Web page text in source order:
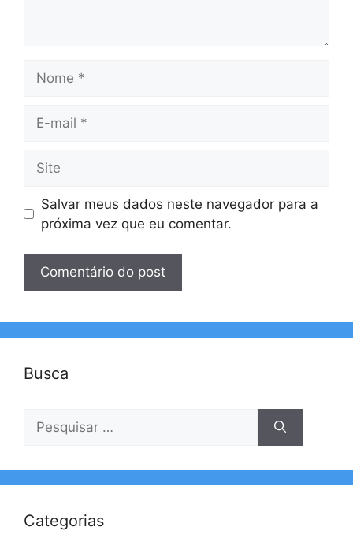
mail
Salvar meus dados neste navegador para a
próxima vez que eu comentar.
Busca
Pesquisar
Categorias